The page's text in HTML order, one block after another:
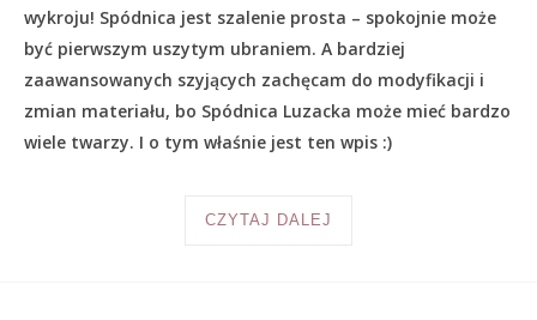
wykroju! Spódnica jest szalenie prosta – spokojnie może
być pierwszym uszytym ubraniem. A bardziej
zaawansowanych szyjących zachęcam do modyfikacji i
zmian materiału, bo Spódnica Luzacka może mieć bardzo
wiele twarzy. I o tym właśnie jest ten wpis :)
CZYTAJ DALEJ